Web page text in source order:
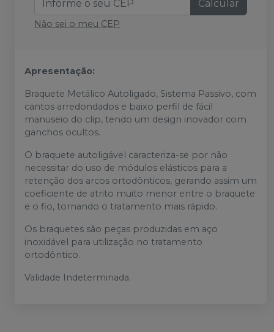
Calcular
Não sei o meu CEP
Apresentação:
Braquete Metálico Autoligado, Sistema Passivo, com
cantos arredondados e baixo perfil de fácil
manuseio do clip, tendo um design inovador com
ganchos ocultos.
O braquete autoligável caracteriza-se por não
necessitar do uso de módulos elásticos para a
retenção dos arcos ortodônticos, gerando assim um
coeficiente de atrito muito menor entre o braquete
e o fio, tornando o tratamento mais rápido.
Os braquetes são peças produzidas em aço
inoxidável para utilização no tratamento
ortodôntico.
Validade Indeterminada.